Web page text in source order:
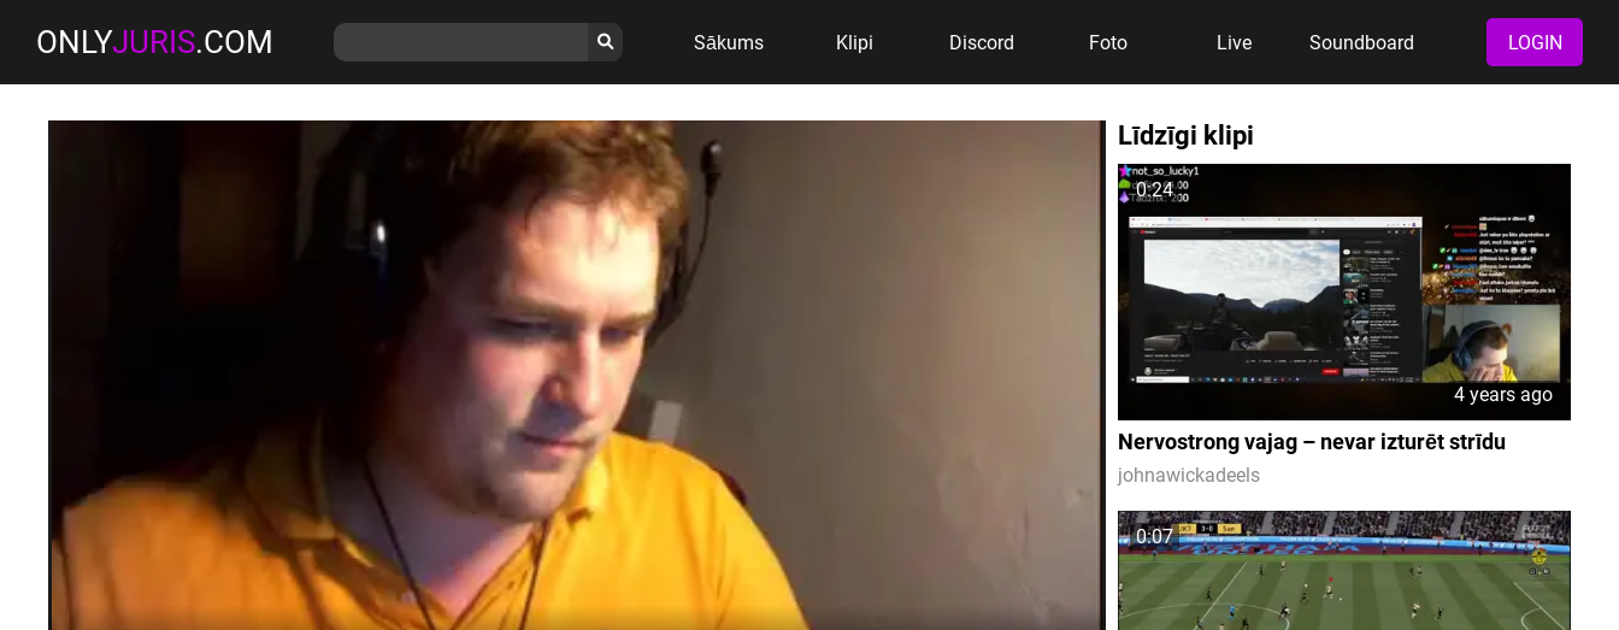
ONLYJURIS.COM Sākums Klipi Discord Foto Live Soundboard LOGIN
Līdzīgi klipi
0:24
4 years ago
Nervostrong vajag – nevar izturēt strīdu
johnawickadeels
0:07